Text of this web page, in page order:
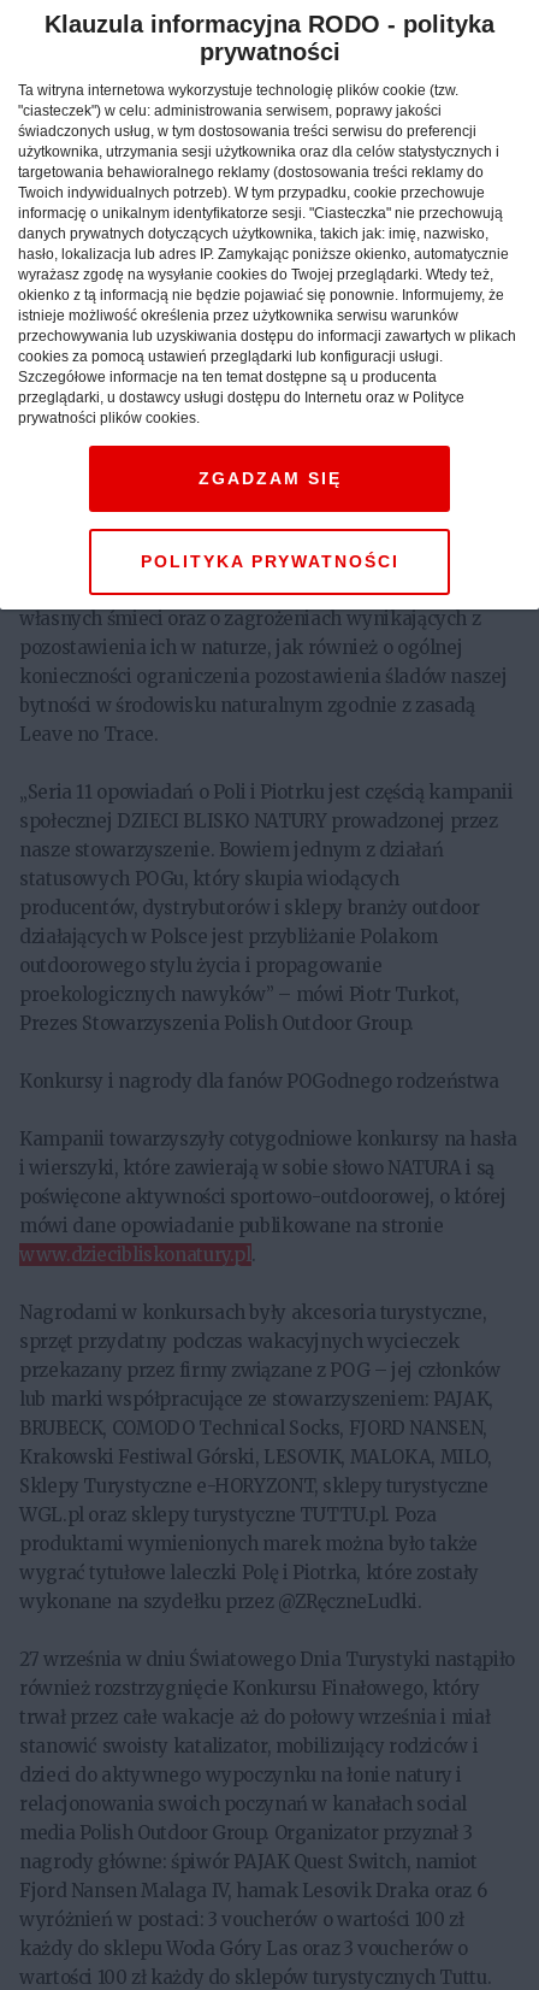
każdego opowiadania dołączany był zestaw zabaw oraz
propozycji animacji czasu wolnego spędzanego z
dziećmi. Wykorzystując ideę nauki poprzez zabawę, w
każdym opowiadaniu podejmowane były także ważne
zagadnienia związane z aspektami bezpieczeństwa
podczas wycieczek i uprawiania różnych aktywności
sportowych. W ten sposób powstał POGodny Słownik
Bezpiecznych Wakacji, przy tworzeniu którego
stowarzyszenie współpracowało z influencerką
#zpamiętnikapolicjantki.
W dostępnym na stronie internetowej słowniku:
https://dziecibliskonatury.pl/pogodny-slownik-
bezpiecznych-wakacji/ podkreślone zostały m.in.
wszelkie aspekty związane z koniecznością noszenia
kasków, świateł oraz odblasków podczas jazdy rowerem.
Znalazły się w nim również zasady bezpiecznego
biwakować, gdzie rozpalać legalnie ogniska oraz jak
radzić sobie z potrzebami fizjologicznymi w plenerze. Nie
zabrakło także informacji o konieczności zbierania
własnych śmieci oraz o zagrożeniach wynikających z
pozostawienia ich w naturze, jak również o ogólnej
konieczności ograniczenia pozostawienia śladów naszej
bytności w środowisku naturalnym zgodnie z zasadą
Leave no Trace.
„Seria 11 opowiadań o Poli i Piotrku jest częścią kampanii
społecznej DZIECI BLISKO NATURY prowadzonej przez
nasze stowarzyszenie. Bowiem jednym z działań
statusowych POGu, który skupia wiodących
producentów, dystrybutorów i sklepy branży outdoor
działających w Polsce jest przybliżanie Polakom
outdoorowego stylu życia i propagowanie
proekologicznych nawyków” – mówi Piotr Turkot,
Prezes Stowarzyszenia Polish Outdoor Group.
Konkursy i nagrody dla fanów POGodnego rodzeństwa
Kampanii towarzyszyły cotygodniowe konkursy na hasła
i wierszyki, które zawierają w sobie słowo NATURA i są
poświęcone aktywności sportowo-outdoorowej, o której
mówi dane opowiadanie publikowane na stronie
www.dziecibliskonatury.pl.
Nagrodami w konkursach były akcesoria turystyczne,
sprzęt przydatny podczas wakacyjnych wycieczek
przekazany przez firmy związane z POG – jej członków
lub marki współpracujące ze stowarzyszeniem: PAJAK,
BRUBECK, COMODO Technical Socks, FJORD NANSEN,
Krakowski Festiwal Górski, LESOVIK, MALOKA, MILO,
Sklepy Turystyczne e-HORYZONT, sklepy turystyczne
WGL.pl oraz sklepy turystyczne TUTTU.pl. Poza
produktami wymienionych marek można było także
wygrać tytułowe laleczki Polę i Piotrka, które zostały
wykonane na szydełku przez @ZRęczneLudki.
27 września w dniu Światowego Dnia Turystyki nastąpiło
również rozstrzygnięcie Konkursu Finałowego, który
trwał przez całe wakacje aż do połowy września i miał
stanowić swoisty katalizator, mobilizujący rodziców i
dzieci do aktywnego wypoczynku na łonie natury i
relacjonowania swoich poczynań w kanałach social
media Polish Outdoor Group. Organizator przyznał 3
nagrody główne: śpiwór PAJAK Quest Switch, namiot
Fjord Nansen Malaga IV, hamak Lesovik Draka oraz 6
wyróżnień w postaci: 3 voucherów o wartości 100 zł
każdy do sklepu Woda Góry Las oraz 3 voucherów o
wartości 100 zł każdy do sklepów turystycznych Tuttu.
Klauzula informacyjna RODO - polityka
prywatności
Ta witryna internetowa wykorzystuje technologię plików cookie (tzw.
"ciasteczek") w celu: administrowania serwisem, poprawy jakości
świadczonych usług, w tym dostosowania treści serwisu do preferencji
użytkownika, utrzymania sesji użytkownika oraz dla celów statystycznych i
targetowania behawioralnego reklamy (dostosowania treści reklamy do
Twoich indywidualnych potrzeb). W tym przypadku, cookie przechowuje
informację o unikalnym identyfikatorze sesji. "Ciasteczka" nie przechowują
danych prywatnych dotyczących użytkownika, takich jak: imię, nazwisko,
hasło, lokalizacja lub adres IP. Zamykając poniższe okienko, automatycznie
wyrażasz zgodę na wysyłanie cookies do Twojej przeglądarki. Wtedy też,
okienko z tą informacją nie będzie pojawiać się ponownie. Informujemy, że
istnieje możliwość określenia przez użytkownika serwisu warunków
przechowywania lub uzyskiwania dostępu do informacji zawartych w plikach
cookies za pomocą ustawień przeglądarki lub konfiguracji usługi.
Szczegółowe informacje na ten temat dostępne są u producenta
przeglądarki, u dostawcy usługi dostępu do Internetu oraz w Polityce
prywatności plików cookies.
POLITYKA PRYWATNOŚCI
ZGADZAM SIĘ